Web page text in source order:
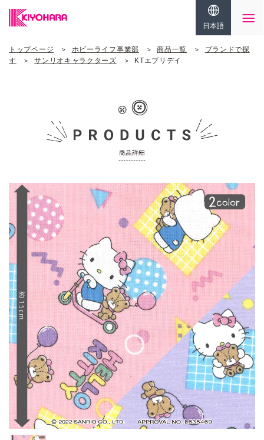
日本語
トップページ ホビーライフ事業部 商品一覧
ブランドで探
す
サンリオキャラクターズ KTエブリデイ